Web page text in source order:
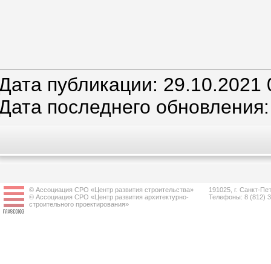
публикации: 29.10.2021
последнего
© Ассоциация СРО «Центр развития строительства»
© Ассоциация СРО «Центр развития архитектурно-
строительного проектирования»
191025, г. Санкт-
Телефоны: 8 (812)